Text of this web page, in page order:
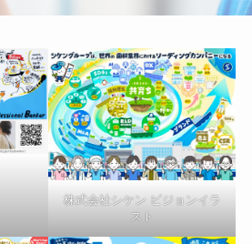
株式会社シケン ビジョンイラ
スト